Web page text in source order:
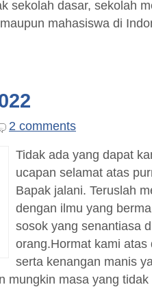
sekolah dasar, sekolah
mahasiswa di
2 comments
Tidak ada yang dapat
ucapan selamat atas
Bapak jalani. Teruslah
dengan ilmu yang
sosok yang senantiasa
orang.Hormat kami
serta kenangan manis
mungkin masa yang